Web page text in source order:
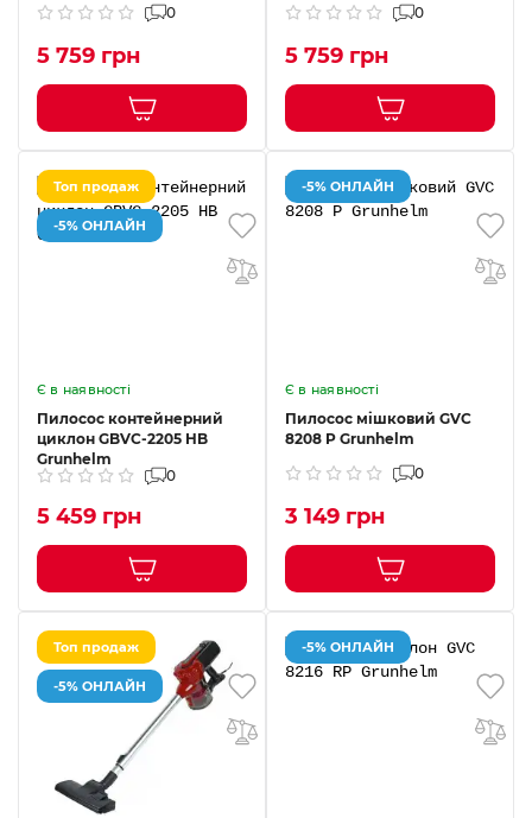
0
5 759 грн
0
5 759 грн
Топ продаж
-5% ОНЛАЙН
Є в наявності
Пилосос контейнерний
циклон GBVC-2205 HB
Grunhelm
0
5 459 грн
-5% ОНЛАЙН
Є в наявності
Пилосос мішковий GVC
8208 P Grunhelm
0
3 149 грн
Топ продаж
-5% ОНЛАЙН
-5% ОНЛАЙН